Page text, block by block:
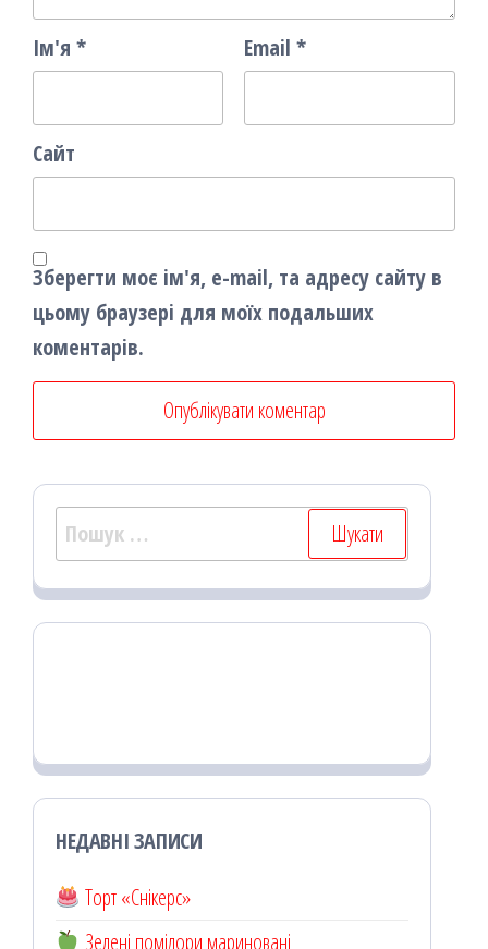
Ім'я * Email *
Сайт
Зберегти моє ім'я, e-mail, та адресу сайту в
цьому браузері для моїх подальших
коментарів.
Пошук:
НЕДАВНІ ЗАПИСИ
Торт «Снікерс»
Зелені помідори мариновані